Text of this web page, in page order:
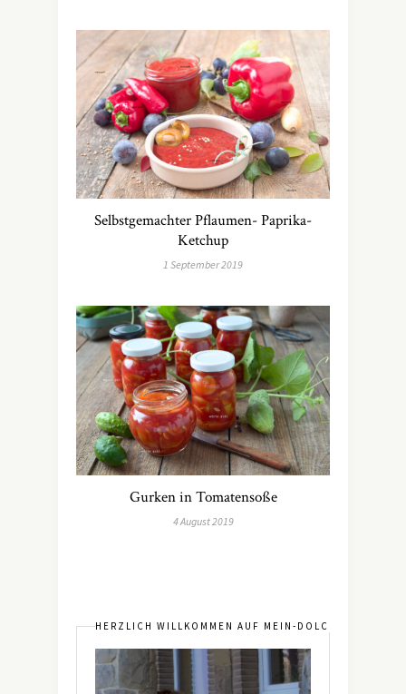
Selbstgemachter Pflaumen- Paprika-
Ketchup
1 September 2019
Gurken in Tomatensoße
4 August 2019
HERZLICH WILLKOMMEN AUF MEIN-DOLCEVITA.DE